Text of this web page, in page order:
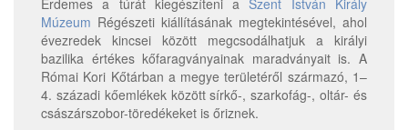
Érdemes a túrát kiegészíteni a Szent István Király
Múzeum Régészeti kiállításának megtekintésével, ahol
évezredek kincsei között megcsodálhatjuk a királyi
bazilika értékes kőfaragványainak maradványait is. A
Római Kori Kőtárban a megye területéről származó, 1–
4. századi kőemlékek között sírkő-, szarkofág-, oltár- és
császárszobor-töredékeket is őriznek.